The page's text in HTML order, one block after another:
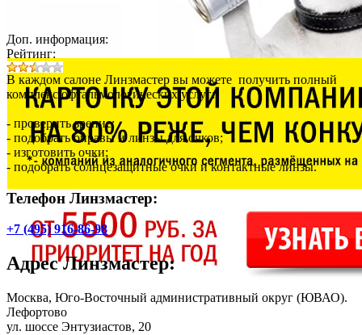
Доп. информация:
Рейтинг:
В каждом салоне Линзмастер вы можете получить полный
комплекс офтальмологических услуг:
- проверить зрение;
- подобрать оправы и линзы для очков;
- изготовить очки;
- подобрать солнцезащитные очки и контактные линзы.
Телефон Линзмастер:
+7 (495) 916-86-98
АдресЛинзмастер:
Москва, Юго-Восточный административный округ (ЮВАО).
Лефортово
ул. шоссе Энтузиастов, 20